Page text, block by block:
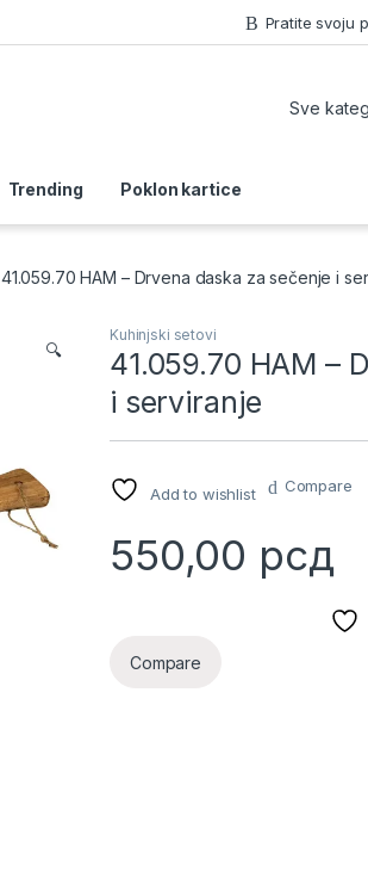
Pratite svoju
Trending Poklon kartice
41.059.70 HAM – Drvena daska za sečenje i
🔍
Kuhinjski setovi
41.059.70 HAM –
i serviranje
Add to wishlist Compare
550,00 рсд
Compare